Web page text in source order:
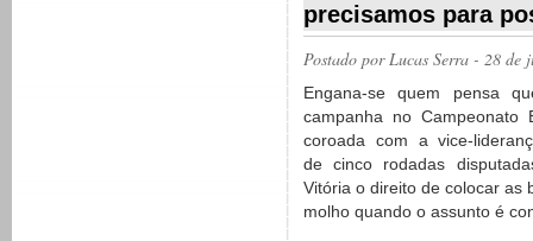
precisamos para
Postado porLucas Serra - 28 de
Engana-se quem pensa
campanha no Campeonato
coroada com a vice-
de cinco rodadas
Vitória o direito de colocar as
molho quando o assunto é